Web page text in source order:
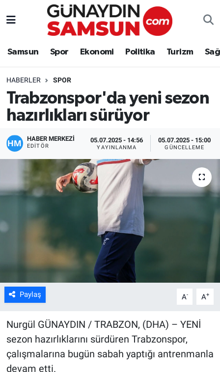
Samsun Spor Ekonomi Politika Turizm
HABERLER SPOR
Trabzonspor'da yeni sezon
hazırlıkları sürüyor
HABER MERKEZİ
EDITÖR
05.07.2025 - 14:56
YAYINLANMA
05.07.2025 - 15:00
GÜNCELLEME
Paylaş A- A+
Nurgül GÜNAYDIN / TRABZON, (DHA) – YENİ
sezon hazırlıklarını sürdüren Trabzonspor,
çalışmalarına bugün sabah yaptığı antrenmanla
devam etti.
Samsun
Politika
Turizm
Sağlık
Eğitim
Bilim ve Teknoloji
Genel
Nöbetçi Eczaneler
Süper Lig Puan Durumu ve Fikstür
Tüm Manşetler
Son Dakika Haberleri
Haber Arşivi